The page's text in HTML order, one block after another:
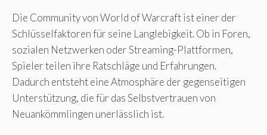
Die Community von World of Warcraft ist einer der
Schlüsselfaktoren für seine Langlebigkeit. Ob in Foren,
sozialen Netzwerken oder Streaming-Plattformen,
Spieler teilen ihre Ratschläge und Erfahrungen.
Dadurch entsteht eine Atmosphäre der gegenseitigen
Unterstützung, die für das Selbstvertrauen von
Neuankömmlingen unerlässlich ist.